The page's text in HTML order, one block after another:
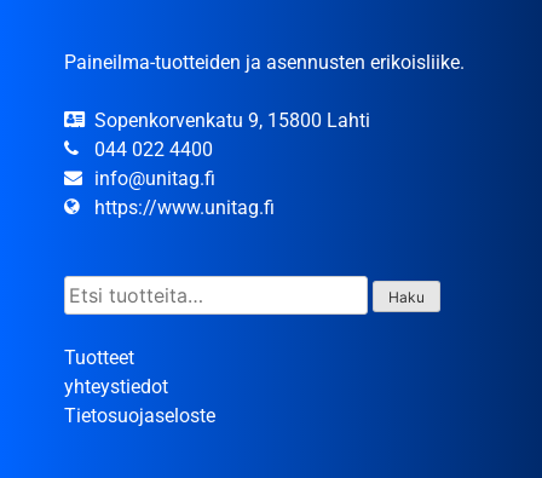
Paineilma-tuotteiden ja asennusten erikoisliike.
Sopenkorvenkatu 9, 15800 Lahti
044 022 4400
info@unitag.fi
https://www.unitag.fi
Etsi: Haku
Tuotteet
yhteystiedot
Tietosuojaseloste